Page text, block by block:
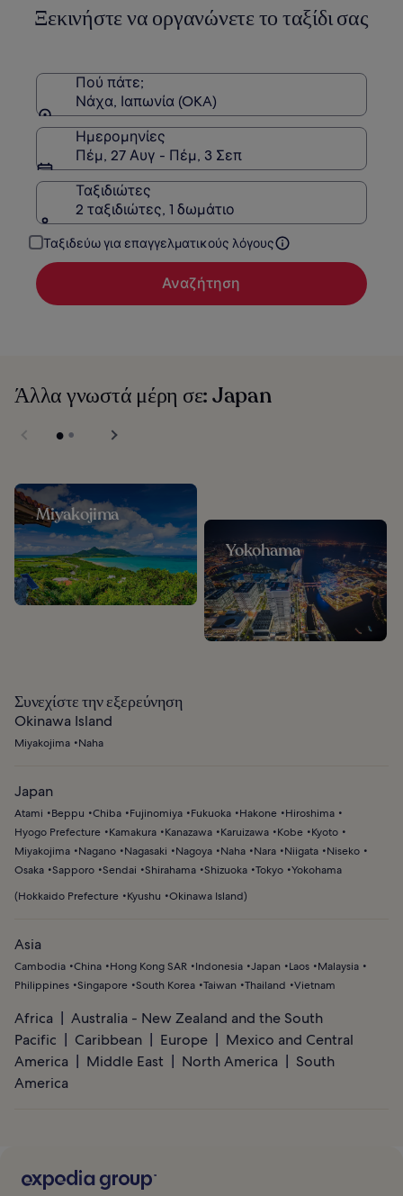
πληροφορίες
σχετικά
Στάνταρ
Ξεκινήστε να οργανώνετε το ταξίδι σας
Πού πάτε;
Νάχα, Ιαπωνία (OKA)
Ημερομηνίες
Πέμ, 27 Αυγ - Πέμ, 3 Σεπ
Ταξιδιώτες
2 ταξιδιώτες, 1 δωμάτιο
Ταξιδεύω για επαγγελματικούς λόγους
Αναζήτηση
Άλλα γνωστά μέρη σε: Japan
Miyakojima
Yokohama
Συνεχίστε την εξερεύνηση
Okinawa Island
Miyakojima Naha
Japan
Atami Beppu Chiba Fujinomiya Fukuoka Hakone
Hiroshima
Hyogo Prefecture
Kamakura Kanazawa Karuizawa Kobe
Kyoto
Miyakojima
Nagano Nagasaki Nagoya Naha Nara Niigata
Niseko
Osaka Sapporo Sendai Shirahama Shizuoka Tokyo Yokohama
(Hokkaido Prefecture Kyushu Okinawa Island)
Asia
Cambodia China Hong Kong SAR Indonesia Japan Laos
Malaysia
Philippines Singapore South Korea Taiwan Thailand Vietnam
Africa
Australia - New Zealand and the South
Pacific
Caribbean Europe
Mexico and Central
America
Middle East North America
South
America